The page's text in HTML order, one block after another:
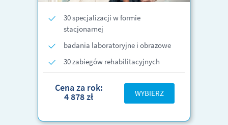
30 specjalizacji w formie
stacjonarnej
badania laboratoryjne i obrazowe
30 zabiegów rehabilitacyjnych
Cena za rok:
4 878 zł WYBIERZ